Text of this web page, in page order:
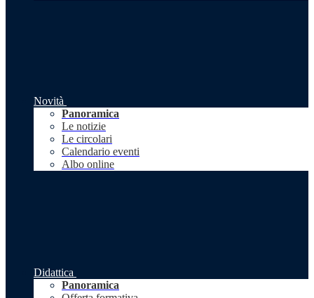
Novità
Panoramica
Le notizie
Le circolari
Calendario eventi
Albo online
Didattica
Panoramica